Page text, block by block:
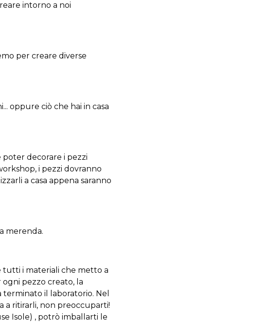
intorno a noi
per creare diverse
oppure ciò che hai in casa
decorare i pezzi
i pezzi dovranno
a casa appena saranno
merenda.
tutti i materiali che metto a
pezzo creato, la
il laboratorio. Nel
a ritirarli, non preoccuparti!
Isole) , potrò imballarti le